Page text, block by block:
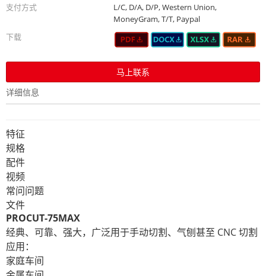
支付方式
L/C, D/A, D/P, Western Union,
MoneyGram, T/T, Paypal
下载
马上联系
详细信息
特征
规格
配件
视频
常问问题
文件
PROCUT-75MAX
经典、可靠、强大，广泛用于手动切割、气刨甚至 CNC 切割
应用：
家庭车间